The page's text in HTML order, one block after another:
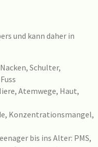
und kann daher in
Schulter,
Atemwege, Haut,
Konzentrationsmangel,
bis ins Alter: PMS,